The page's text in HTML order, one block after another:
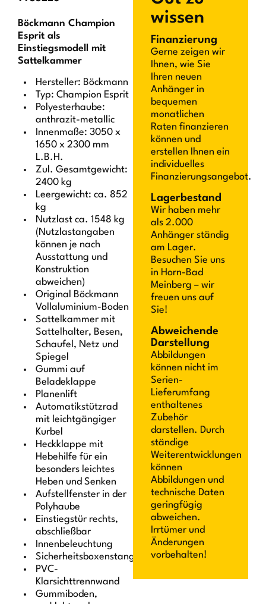
Böckmann Champion
Esprit als
Einstiegsmodell mit
Sattelkammer
Hersteller: Böckmann
Typ: Champion Esprit
Polyesterhaube:
anthrazit-metallic
Innenmaße: 3050 x
1650 x 2300 mm
L.B.H.
Zul. Gesamtgewicht:
2400 kg
Leergewicht: ca. 852
kg
Nutzlast ca. 1548 kg
(Nutzlastangaben
können je nach
Ausstattung und
Konstruktion
abweichen)
Original Böckmann
Vollaluminium-Boden
Sattelkammer mit
Sattelhalter, Besen,
Schaufel, Netz und
Spiegel
Gummi auf
Beladeklappe
Planenlift
Automatikstützrad
mit leichtgängiger
Kurbel
Heckklappe mit
Hebehilfe für ein
besonders leichtes
Heben und Senken
Aufstellfenster in der
Polyhaube
Einstiegstür rechts,
abschließbar
Innenbeleuchtung
Sicherheitsboxenstangensystem
PVC-
Klarsichttrennwand
Gummiboden,
wissen
Finanzierung
Gerne zeigen wir
Ihnen, wie Sie
Ihren neuen
Anhänger in
bequemen
monatlichen
Raten finanzieren
können und
erstellen Ihnen ein
individuelles
Finanzierungsangebot.
Lagerbestand
Wir haben mehr
als 2.000
Anhänger ständig
am Lager.
Besuchen Sie uns
in Horn-Bad
Meinberg – wir
freuen uns auf
Sie!
Abweichende
Darstellung
Abbildungen
können nicht im
Serien-
Lieferumfang
enthaltenes
Zubehör
darstellen. Durch
ständige
Weiterentwicklungen
können
Abbildungen und
technische Daten
geringfügig
abweichen.
Irrtümer und
Änderungen
vorbehalten!